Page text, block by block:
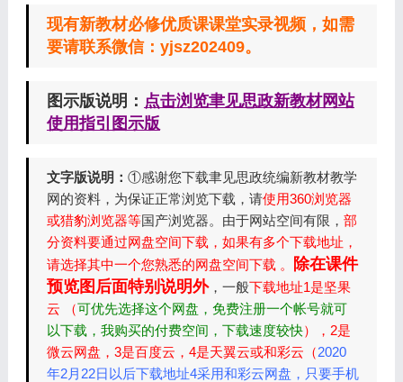
现有新教材必修优质课课堂实录视频，如需
要请联系微信：yjsz202409。
图示版说明： 点击浏览聿见思政新教材网站
使用指引图示版
文字版说明： ①感谢您下载聿见思政统编新教材教学
网的资料，为保证正常浏览下载，请使用360浏览器
或猎豹浏览器等国产浏览器。由于网站空间有限， 部
分资料要通过网盘空间下载，如果有多个下载地址，
请选择其中一个您熟悉的网盘空间下载 。
除在课件
预览图后面特别说明外，一般下载地址1是坚果
云 （可优先选择这个网盘，免费注册一个帐号就可
以下载，我购买的付费空间，下载速度较快），2是
微云网盘，3是百度云，4是天翼云或和彩云（2020
年2月22日以后下载地址4采用和彩云网盘，只要手机